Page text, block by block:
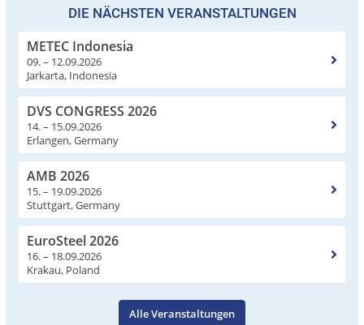
DIE NÄCHSTEN VERANSTALTUNGEN
METEC Indonesia
09. – 12.09.2026
Jarkarta, Indonesia
DVS CONGRESS 2026
14. – 15.09.2026
Erlangen, Germany
AMB 2026
15. – 19.09.2026
Stuttgart, Germany
EuroSteel 2026
16. – 18.09.2026
Krakau, Poland
Alle Veranstaltungen